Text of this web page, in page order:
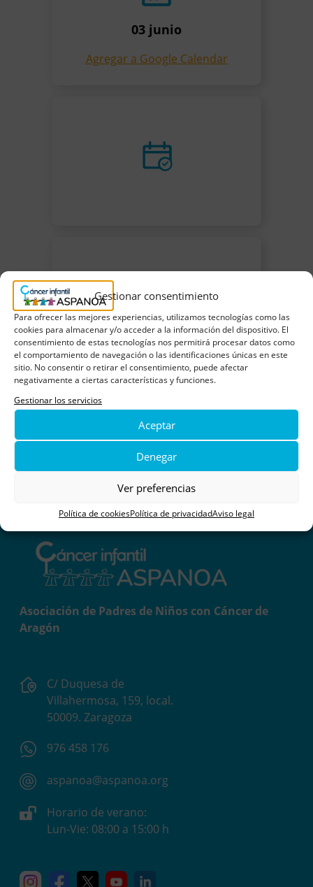
Gestionar consentimiento
Para ofrecer las mejores experiencias, utilizamos tecnologías como las
cookies para almacenar y/o acceder a la información del dispositivo. El
consentimiento de estas tecnologías nos permitirá procesar datos como
el comportamiento de navegación o las identificaciones únicas en este
sitio. No consentir o retirar el consentimiento, puede afectar
negativamente a ciertas características y funciones.
Gestionar los servicios
Aceptar
Denegar
Ver preferencias
Política de cookiesPolítica de privacidadAviso legal
03 junio
Agregar a Google Calendar
Asociación de Padres de Niños con Cáncer de
Aragón
C/ Duquesa de
Villahermosa, 159, local.
50009. Zaragoza
976 458 176
aspanoa@aspanoa.org
Horario de verano:
Lun-Vie: 08:00 a 15:00 h
InstagramFacebook
X YouTube